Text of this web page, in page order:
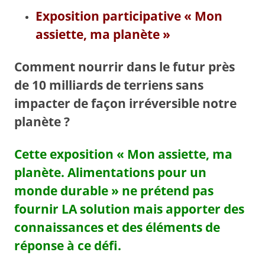
Exposition participative « Mon
assiette, ma planète »
Comment nourrir dans le futur près
de 10 milliards de terriens sans
impacter de façon irréversible notre
planète ?
Cette exposition « Mon assiette, ma
planète. Alimentations pour un
monde durable » ne prétend pas
fournir LA solution mais apporter des
connaissances et des éléments de
réponse à ce défi.